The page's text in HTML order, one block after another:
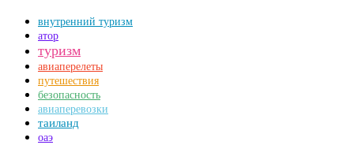
внутренний туризм
атор
туризм
авиаперелеты
путешествия
безопасность
авиаперевозки
таиланд
оаэ